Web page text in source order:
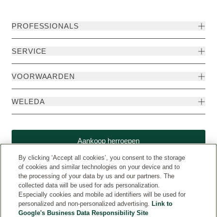
PROFESSIONALS
SERVICE
VOORWAARDEN
WELEDA
Aankoop herroepen
By clicking ‘Accept all cookies’, you consent to the storage
of cookies and similar technologies on your device and to
the processing of your data by us and our partners. The
collected data will be used for ads personalization.
Especially cookies and mobile ad identifiers will be used for
personalized and non-personalized advertising. Link to
Google's Business Data Responsibility Site